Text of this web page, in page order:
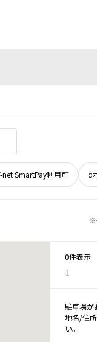
net SmartPay利用可 d
※
0件表示
1
駐車場が
地名/住
い。